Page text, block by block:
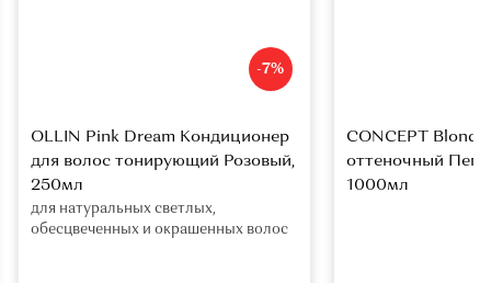
-7%
OLLIN Pink Dream Кондиционер
для волос тонирующий Розовый,
250мл
для натуральных светлых,
обесцвеченных и окрашенных волос
CONCEPT Blond
оттеночный
1000мл